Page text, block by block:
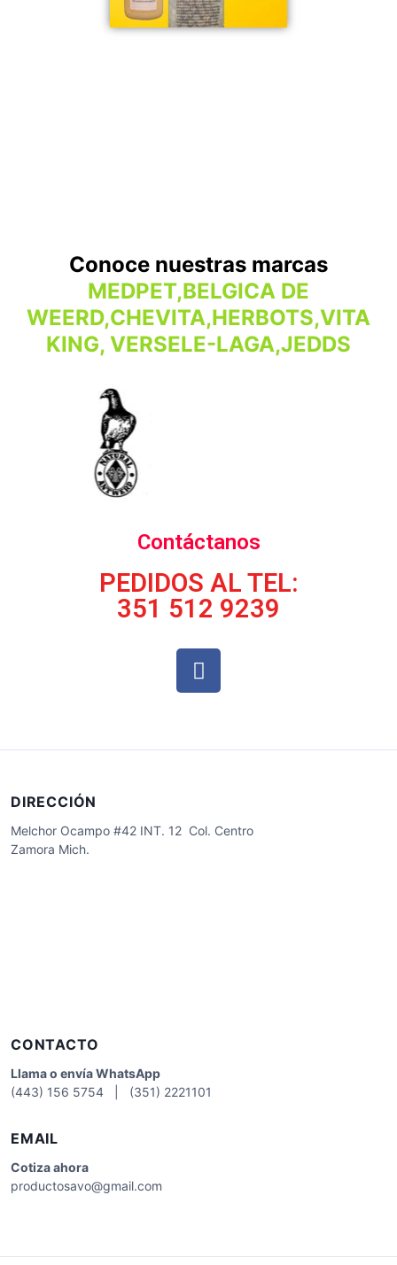
Conoce nuestras marcas
MEDPET,BELGICA DE
WEERD,CHEVITA,HERBOTS,VITA
KING, VERSELE-LAGA,JEDDS
Contáctanos
PEDIDOS AL TEL:
351 512 9239
DIRECCIÓN
Melchor Ocampo #42 INT. 12 Col. Centro
Zamora Mich.
CONTACTO
Llama o envía WhatsApp
(443) 156 5754 | (351) 2221101
EMAIL
Cotizaahora
productosavo@gmail.com